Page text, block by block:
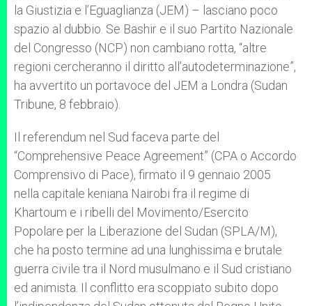
la Giustizia e l’Eguaglianza (JEM) – lasciano poco
spazio al dubbio. Se Bashir e il suo Partito Nazionale
del Congresso (NCP) non cambiano rotta, “altre
regioni cercheranno il diritto all’autodeterminazione”,
ha avvertito un portavoce del JEM a Londra (Sudan
Tribune, 8 febbraio).
Il referendum nel Sud faceva parte del
“Comprehensive Peace Agreement” (CPA o Accordo
Comprensivo di Pace), firmato il 9 gennaio 2005
nella capitale keniana Nairobi fra il regime di
Khartoum e i ribelli del Movimento/Esercito
Popolare per la Liberazione del Sudan (SPLA/M),
che ha posto termine ad una lunghissima e brutale
guerra civile tra il Nord musulmano e il Sud cristiano
ed animista. Il conflitto era scoppiato subito dopo